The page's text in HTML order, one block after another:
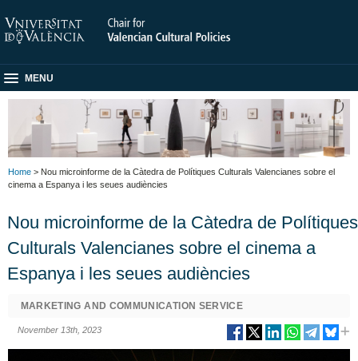
MENU
Home > Nou microinforme de la Càtedra de Polítiques Culturals Valencianes sobre el
cinema a Espanya i les seues audiències
Nou microinforme de la Càtedra de Polítiques
Culturals Valencianes sobre el cinema a
Espanya i les seues audiències
MARKETING AND COMMUNICATION SERVICE
November 13th, 2023